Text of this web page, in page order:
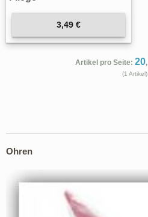
3,49 €
Artikel pro Seite: 20,
(1 Artikel)
Ohren